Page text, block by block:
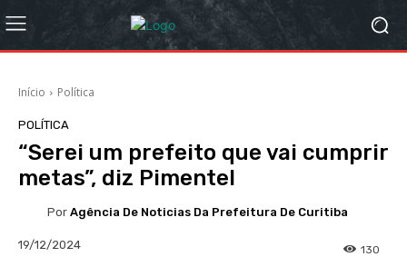
Início Política
POLÍTICA
“Serei um prefeito que vai cumprir
metas”, diz Pimentel
Por Agência De Noticias Da Prefeitura De Curitiba
19/12/2024 130